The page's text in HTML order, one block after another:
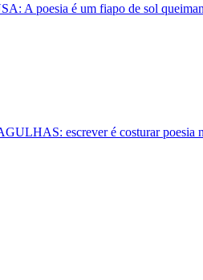
A poesia é um fiapo de sol
escrever é costurar poesia